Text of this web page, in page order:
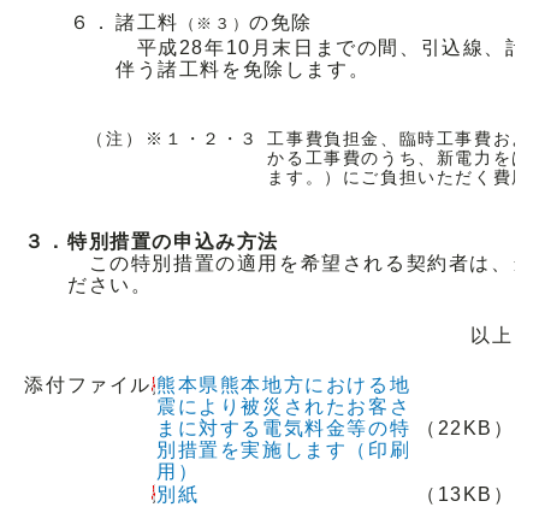
６．
諸工料 （※３）の免除
平成28年10月末日までの間、引込線、計
伴う諸工料を免除します。
（注） ※１・２・３
工事費負担金、臨時工事費お
かる工事費のうち、新電力を
ます。）にご負担いただく費用
３． 特別措置の申込み方法
この特別措置の適用を希望される契約者は、当
ださい。
以上
添付ファイル 熊本県熊本地方における地
震により被災されたお客さ
まに対する電気料金等の特
別措置を実施します（印刷
用）
（22KB）
別紙 （13KB）